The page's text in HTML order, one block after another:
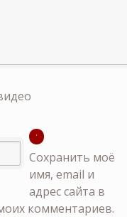
Сохранить моё
имя, email и
адрес сайта в
комментариев.